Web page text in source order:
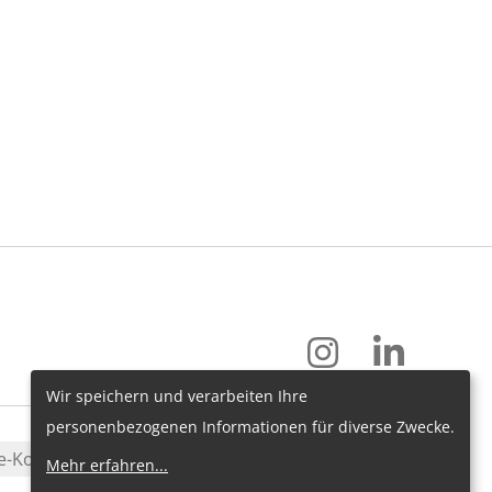
Konfiguration
Wir speichern und verarbeiten Ihre
personenbezogenen Informationen für diverse Zwecke.
Mehr erfahren...